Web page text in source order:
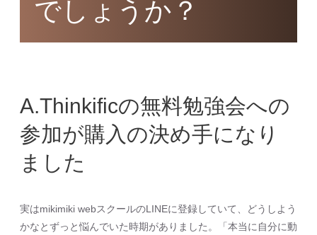
でしょうか？
A.Thinkificの無料勉強会への
参加が購入の決め手になり
ました
実はmikimiki webスクールのLINEに登録していて、どうしよう
かなとずっと悩んでいた時期がありました。「本当に自分に動